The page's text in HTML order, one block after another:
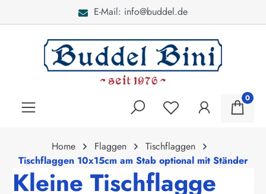
E-Mail: info@buddel.de
0
Home Flaggen
Tischflaggen
Tischflaggen 10x15cm am Stab optional mit Ständer
Kleine Tischflagge